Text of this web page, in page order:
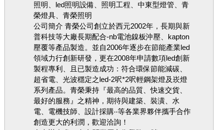
照明、led照明設備、照明工程、中東型燈管、青
榮燈具、青榮照明
公司簡介 青榮公司創立於西元2002年，長期與新
普科技等大廠長期配合-nb電池鎳板沖壓、kapton
壓覆等產品製造。並自2006年逐步在節能產業led
領域力行創新研發，更在2008年申請數項led創新
製程專利、且已製造成功：符合環保節能減碳、
超省電、光波穩定之led-2呎*2呎輕鋼架燈及崁燈
系列產品。青榮秉持『最高的品質、快速交貨、
最好的服務』之精神，期待與建築、裝潢、水
電、電機技師、設計採購‧‧等各業界夥伴攜手合作
創造更大的利潤，歡迎洽詢！